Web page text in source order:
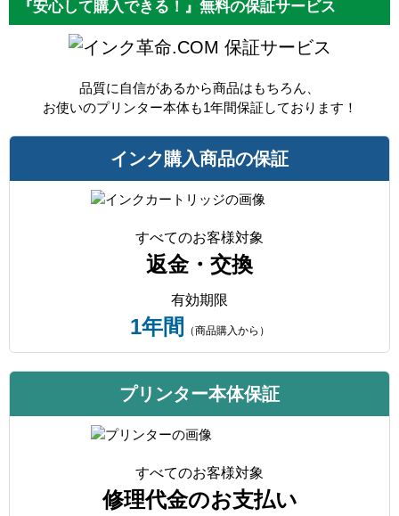
『安心して購入できる！』無料の保証サービス
保証サービス
品質に自信があるから商品はもちろん、
お使いのプリンター本体も1年間保証しております！
インク購入商品の保証
すべてのお客様対象
返金・交換
有効期限
1年間 （商品購入から）
プリンター本体保証
すべてのお客様対象
修理代金のお支払い